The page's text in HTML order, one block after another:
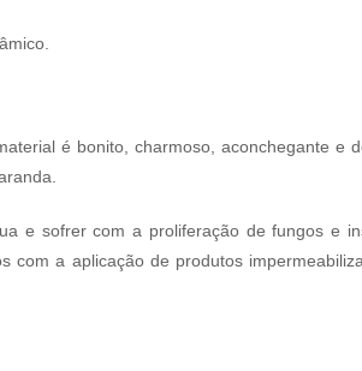
é bonito, charmoso, aconchegante e
e sofrer com a proliferação de fungos e
com a aplicação de produtos